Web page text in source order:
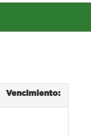
Vencimiento: